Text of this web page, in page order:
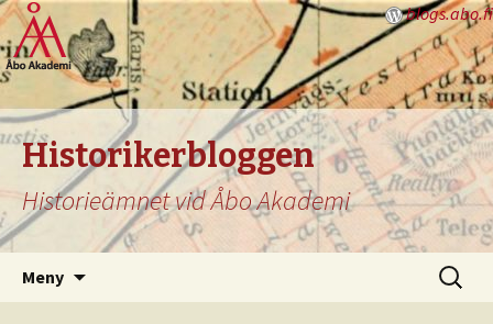
blogs.abo.fi
Historikerbloggen
Historieämnet vid Åbo Akademi
Meny
Sök
efter: